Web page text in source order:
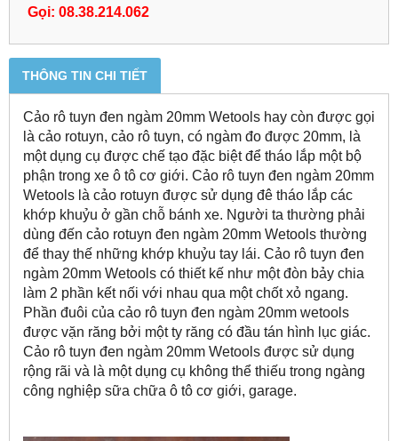
Gọi: 08.38.214.062
THÔNG TIN CHI TIẾT
Cảo rô tuyn đen ngàm 20mm Wetools hay còn được gọi
là cảo rotuyn, cảo rô tuyn, có ngàm đo được 20mm, là
một dụng cụ được chế tạo đặc biệt để tháo lắp một bộ
phận trong xe ô tô cơ giới. Cảo rô tuyn đen ngàm 20mm
Wetools là cảo rotuyn được sử dụng đê tháo lắp các
khớp khuỷu ở gần chỗ bánh xe. Người ta thường phải
dùng đến cảo rotuyn đen ngàm 20mm Wetools thường
để thay thế những khớp khuỷu tay lái. Cảo rô tuyn đen
ngàm 20mm Wetools có thiết kế như một đòn bảy chia
làm 2 phần kết nối với nhau qua một chốt xỏ ngang.
Phần đuôi của cảo rô tuyn đen ngàm 20mm wetools
được vặn răng bởi một ty răng có đầu tán hình lục giác.
Cảo rô tuyn đen ngàm 20mm Wetools được sử dụng
rộng rãi và là một dụng cụ không thể thiếu trong ngàng
công nghiệp sữa chữa ô tô cơ giới, garage.